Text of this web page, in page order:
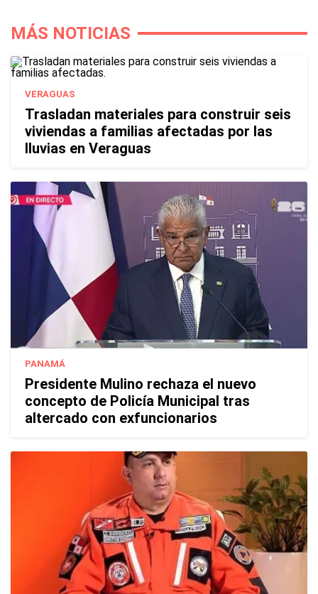
MÁS NOTICIAS
VERAGUAS
Trasladan materiales para construir seis
viviendas a familias afectadas por las
lluvias en Veraguas
PANAMÁ
Presidente Mulino rechaza el nuevo
concepto de Policía Municipal tras
altercado con exfuncionarios